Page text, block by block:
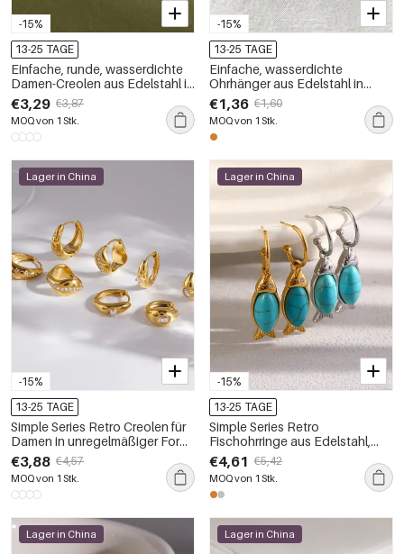
-15%
13-25 TAGE
Einfache, runde, wasserdichte
Damen-Creolen aus Edelstahl in
Goldfarbe mit Strasssteinen
€3,29 €3,87
MOQ von 1 Stk.
-15%
13-25 TAGE
Einfache, wasserdichte
Ohrhänger aus Edelstahl in
Goldfarbe für Damen
€1,36 €1,60
MOQ von 1 Stk.
-15%
Lager in China
13-25 TAGE
Simple Series Retro Creolen für
Damen in unregelmäßiger Form,
aus wasserfestem Edelstahl,
goldfarben
€3,88 €4,57
MOQ von 1 Stk.
-15%
Lager in China
13-25 TAGE
Simple Series Retro
Fischohrringe aus Edelstahl,
wasserdicht, goldfarben, mit
Naturstein
€4,61 €5,42
MOQ von 1 Stk.
Lager in China Lager in China